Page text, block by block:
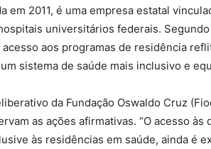
em 2011, é uma empresa estatal
universitários federais.
acesso aos programas de residência
sistema de saúde mais inclusivo e
da Fundação Oswaldo Cruz
as ações afirmativas. “O acesso
às residências em saúde, ainda é